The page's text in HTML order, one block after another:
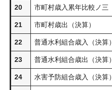
20 市町村歳入累年比較ノ三
21 市町村歳出（決算）
22 普通水利組合歳入（決算）
23 普通水利組合歳出（決算）
24 水害予防組合歳入（決算）